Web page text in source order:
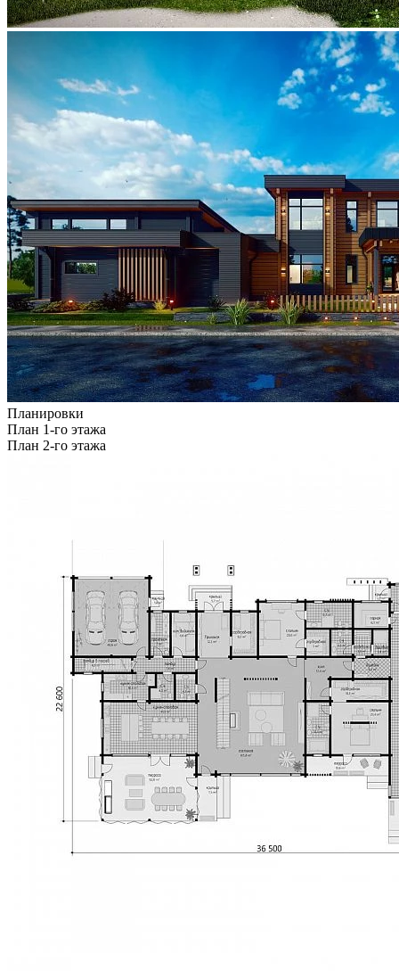
Планировки
План 1-го этажа
План 2-го этажа